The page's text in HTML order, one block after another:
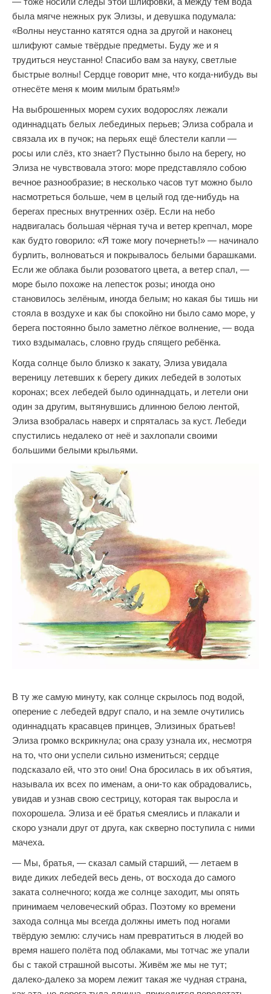
была мягче нежных рук Элизы, и девушка подумала:
«Волны неустанно катятся одна за другой и наконец
шлифуют самые твёрдые предметы. Буду же и я
трудиться неустанно! Спасибо вам за науку, светлые
быстрые волны! Сердце говорит мне, что когда-нибудь вы
отнесёте меня к моим милым братьям!»
На выброшенных морем сухих водорослях лежали
одиннадцать белых лебединых перьев; Элиза собрала и
связала их в пучок; на перьях ещё блестели капли —
росы или слёз, кто знает? Пустынно было на берегу, но
Элиза не чувствовала этого: море представляло собою
вечное разнообразие; в несколько часов тут можно было
насмотреться больше, чем в целый год где-нибудь на
берегах пресных внутренних озёр. Если на небо
надвигалась большая чёрная туча и ветер крепчал, море
как будто говорило: «Я тоже могу почернеть!» — начинало
бурлить, волноваться и покрывалось белыми барашками.
Если же облака были розоватого цвета, а ветер спал, —
море было похоже на лепесток розы; иногда оно
становилось зелёным, иногда белым; но какая бы тишь ни
стояла в воздухе и как бы спокойно ни было само море, у
берега постоянно было заметно лёгкое волнение, — вода
тихо вздымалась, словно грудь спящего ребёнка.
Когда солнце было близко к закату, Элиза увидала
вереницу летевших к берегу диких лебедей в золотых
коронах; всех лебедей было одиннадцать, и летели они
один за другим, вытянувшись длинною белою лентой,
Элиза взобралась наверх и спряталась за куст. Лебеди
спустились недалеко от неё и захлопали своими
большими белыми крыльями.
В ту же самую минуту, как солнце скрылось под водой,
оперение с лебедей вдруг спало, и на земле очутились
одиннадцать красавцев принцев, Элизиных братьев!
Элиза громко вскрикнула; она сразу узнала их, несмотря
на то, что они успели сильно измениться; сердце
подсказало ей, что это они! Она бросилась в их объятия,
называла их всех по именам, а они-то как обрадовались,
увидав и узнав свою сестрицу, которая так выросла и
похорошела. Элиза и её братья смеялись и плакали и
скоро узнали друг от друга, как скверно поступила с ними
мачеха.
— Мы, братья, — сказал самый старший, — летаем в
виде диких лебедей весь день, от восхода до самого
заката солнечного; когда же солнце заходит, мы опять
принимаем человеческий образ. Поэтому ко времени
захода солнца мы всегда должны иметь под ногами
твёрдую землю: случись нам превратиться в людей во
время нашего полёта под облаками, мы тотчас же упали
бы с такой страшной высоты. Живём же мы не тут;
далеко-далеко за морем лежит такая же чудная страна,